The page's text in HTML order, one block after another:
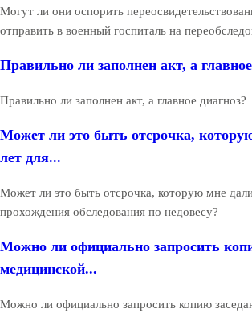
Могут ли они оспорить
отправить в военный госпиталь на
Правильно ли заполнен акт, а
Правильно ли заполнен акт, а главное диагноз?
Может ли это быть отсрочка,
лет для...
Может ли это быть отсрочка, которую мне
прохождения обследования по недовесу?
Можно ли официально запросить
медицинской...
Можно ли официально запросить копию